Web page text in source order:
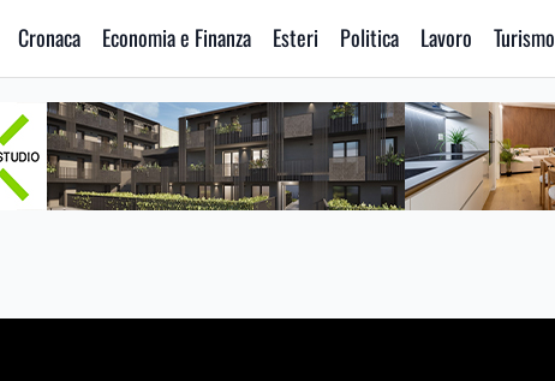
Cronaca Economia e Finanza Esteri Politica Lavoro Turismo